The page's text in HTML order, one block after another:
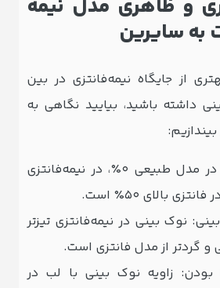
و ظاهری مدل نیمه‌
سایرین
از جایگاه نیمه‌فانتزی در بین
داشته باشید، بیایید نگاهی به
شدت قوس: در مدل طبیعی ۰٪، در نیمه‌فانتزی
نوک بینی در نیمه‌فانتزی تیزتر
گردتر از مدل فانتزی است.
زاویه نوک بینی با لب در